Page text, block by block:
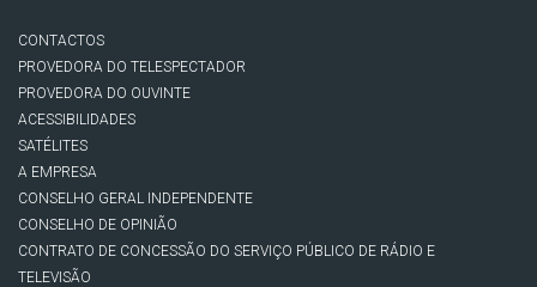
CONTACTOS
PROVEDORA DO TELESPECTADOR
PROVEDORA DO OUVINTE
ACESSIBILIDADES
SATÉLITES
A EMPRESA
CONSELHO GERAL INDEPENDENTE
CONSELHO DE OPINIÃO
CONTRATO DE CONCESSÃO DO SERVIÇO PÚBLICO DE RÁDIO E
TELEVISÃO